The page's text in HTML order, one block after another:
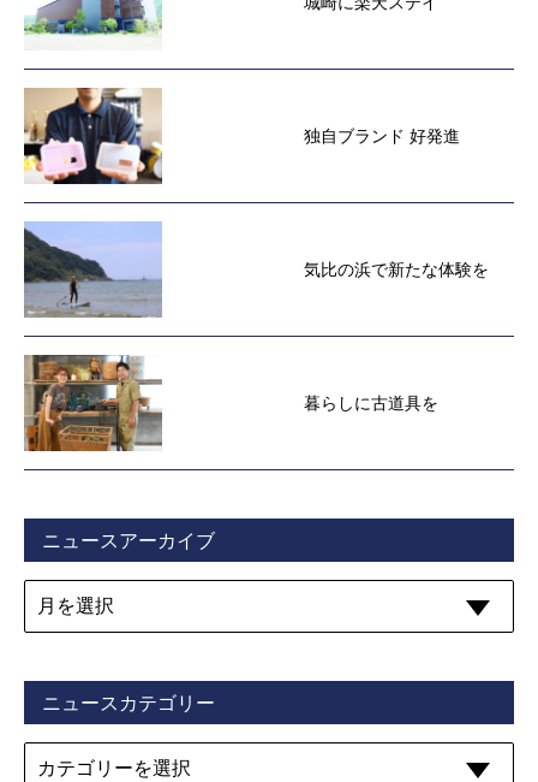
独自ブランド 好発進
気比の浜で新たな体験を
暮らしに古道具を
ニュースアーカイブ
ニュースカテゴリー